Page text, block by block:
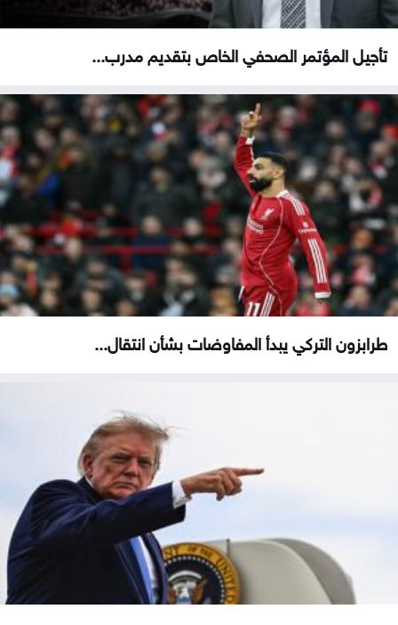
تأجيل المؤتمر الصحفي الخاص بتقديم مدرب...
طرابزون التركي يبدأ المفاوضات بشأن انتقال...